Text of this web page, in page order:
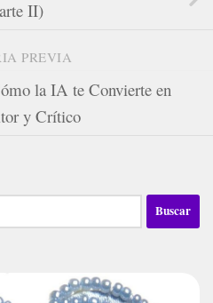
II)
PREVIA
la IA te Convierte en
y Crítico